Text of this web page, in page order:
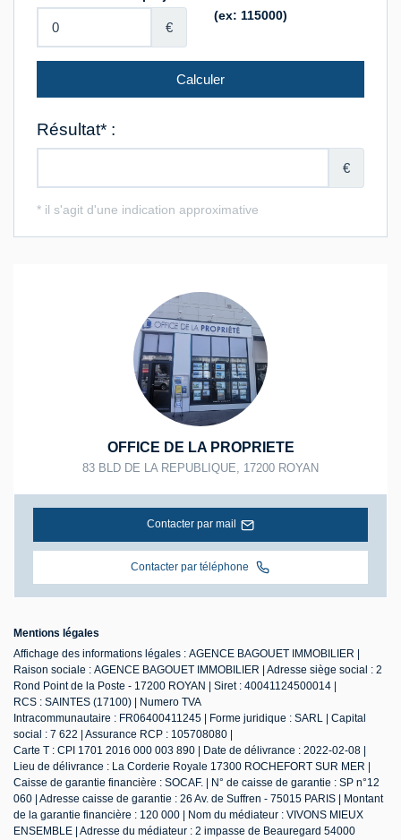
OFFICE DE LA PROPRIETE
83 BLD DE LA REPUBLIQUE, 17200 ROYAN
Contacter par mail
Contacter par téléphone
Mentions légales
Affichage des informations légales : AGENCE BAGOUET IMMOBILIER |
Raison sociale : AGENCE BAGOUET IMMOBILIER | Adresse siège social : 2
Rond Point de la Poste - 17200 ROYAN | Siret : 40041124500014 |
RCS : SAINTES (17100) | Numero TVA
Intracommunautaire : FR06400411245 | Forme juridique : SARL | Capital
social : 7 622 | Assurance RCP : 105708080 |
Carte T : CPI 1701 2016 000 003 890 | Date de délivrance : 2022-02-08 |
Lieu de délivrance : La Corderie Royale 17300 ROCHEFORT SUR MER |
Caisse de garantie financière : SOCAF. | N° de caisse de garantie : SP n°12
060 | Adresse caisse de garantie : 26 Av. de Suffren - 75015 PARIS | Montant
de la garantie financière : 120 000 | Nom du médiateur : VIVONS MIEUX
ENSEMBLE | Adresse du médiateur : 2 impasse de Beauregard 54000